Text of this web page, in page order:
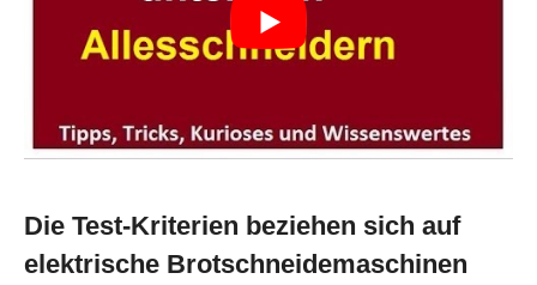
Die Test-Kriterien beziehen sich auf
elektrische Brotschneidemaschinen